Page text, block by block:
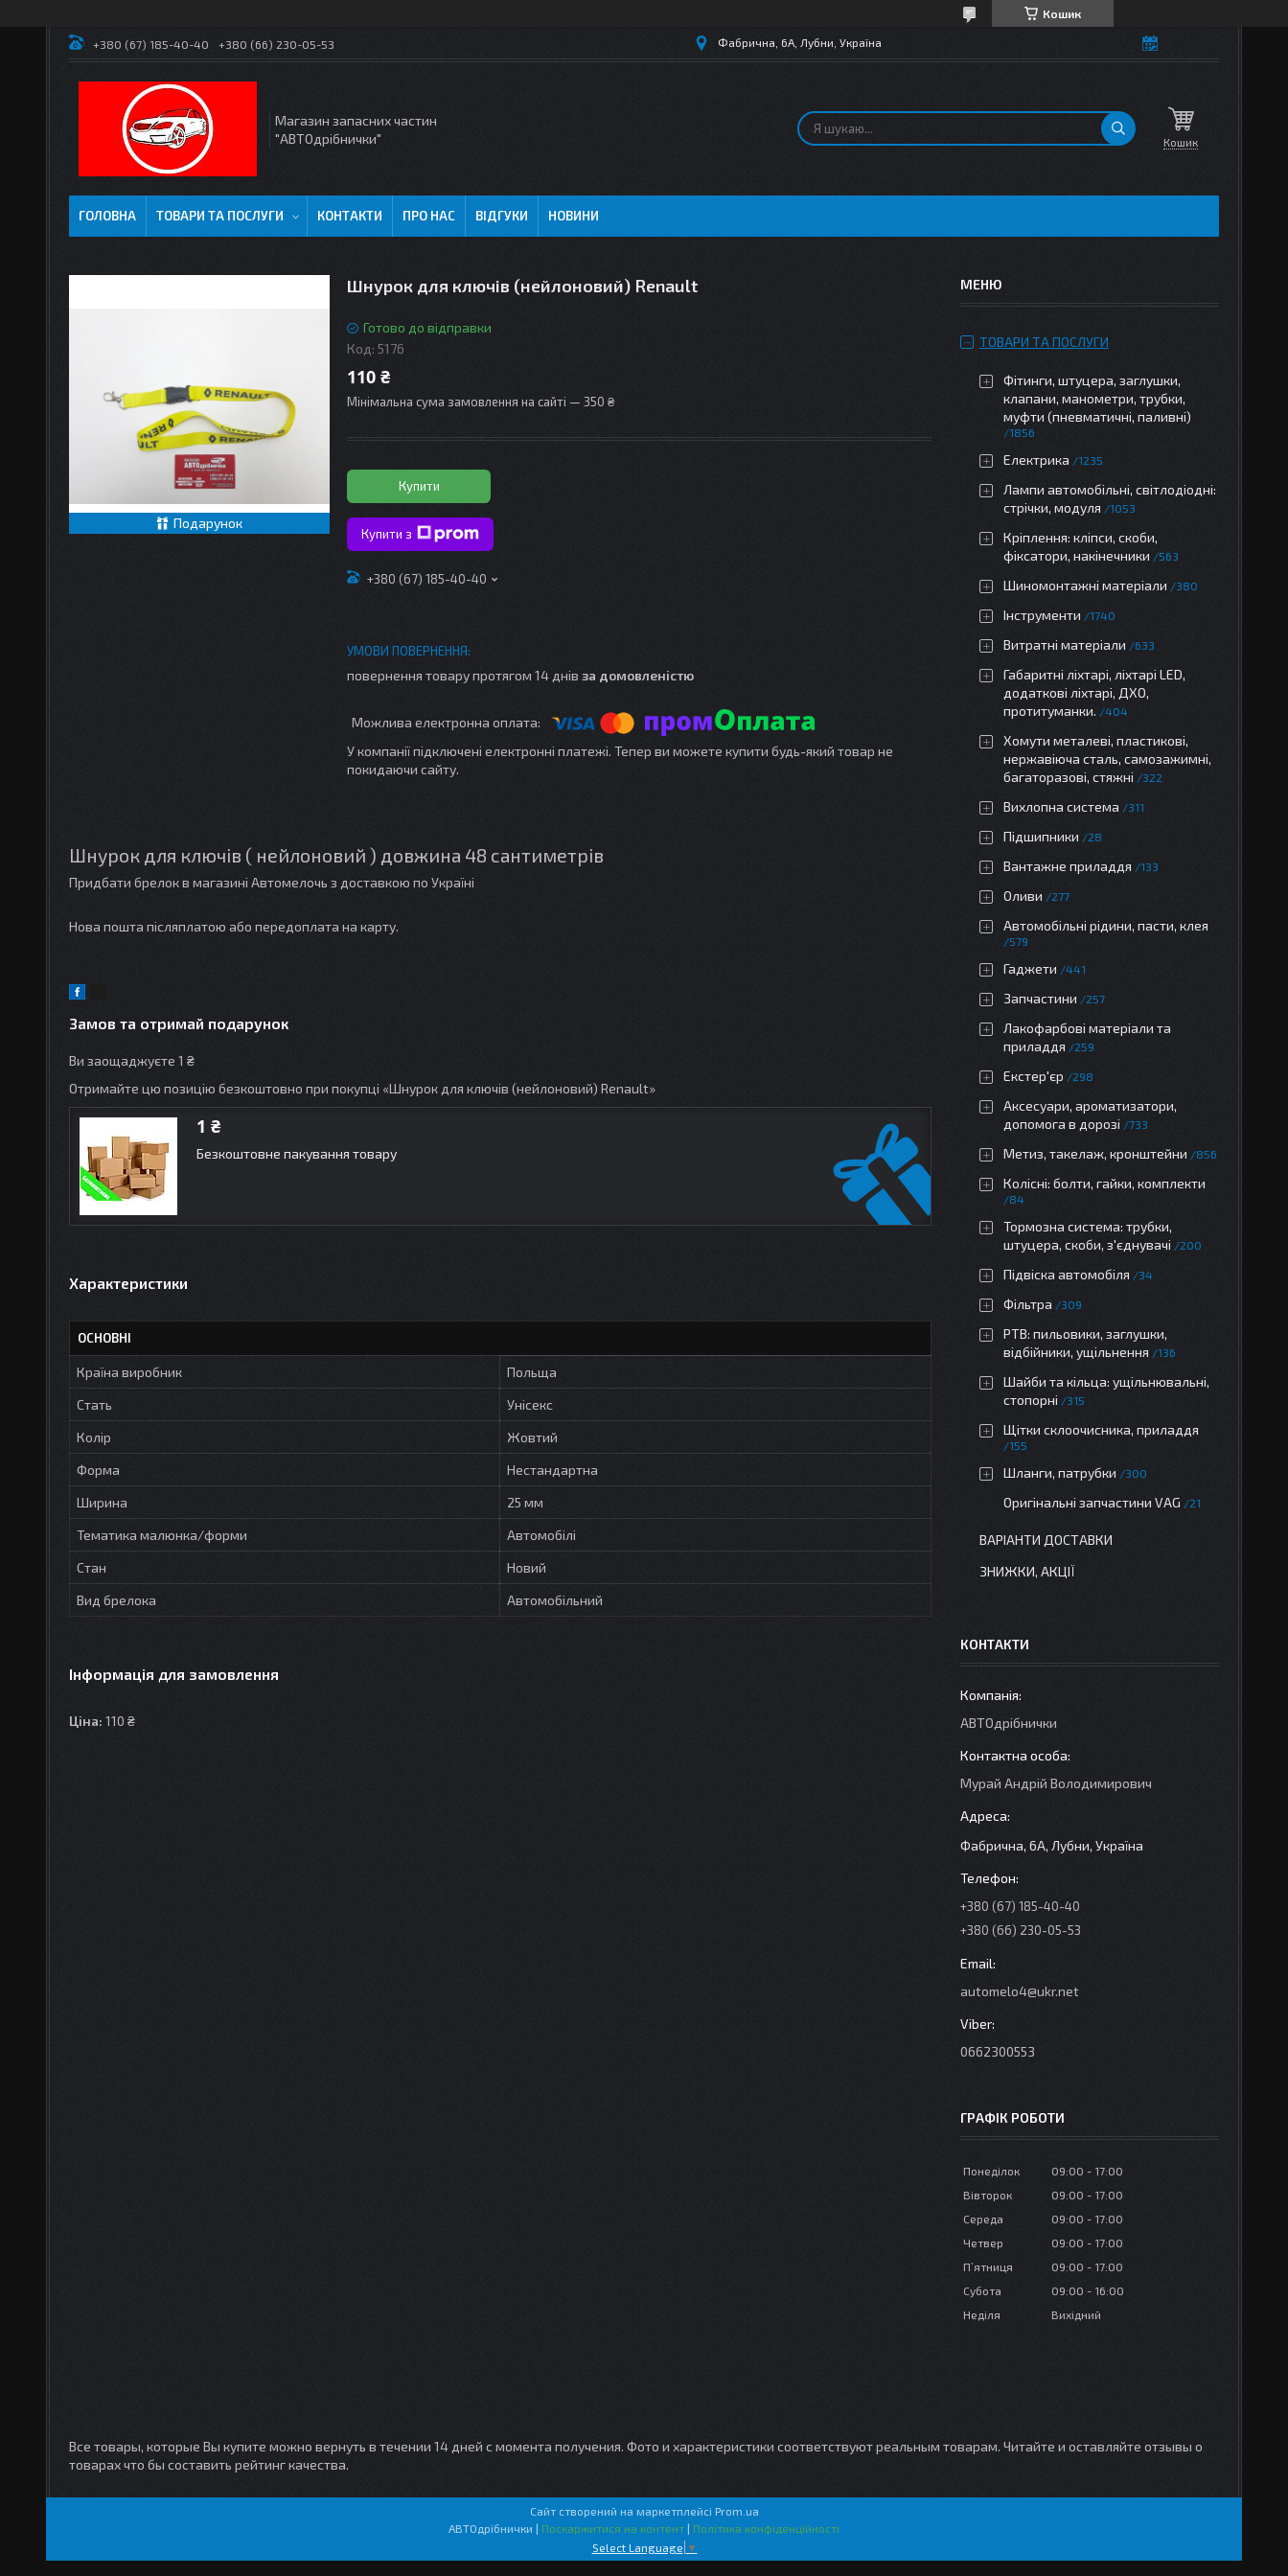
Кошик
+380 (67) 185-40-40 +380 (66) 230-05-53 Фабрична, 6А, Лубни, Україна
Магазин запасних частин
"АВТОдрібнички"
Кошик
ГОЛОВНА ТОВАРИ ТА ПОСЛУГИ КОНТАКТИ ПРО НАС ВІДГУКИ НОВИНИ
Подарунок
Шнурок для ключів (нейлоновий) Renault
Готово до відправки
Код: 5176
110 ₴
Мінімальна сума замовлення на сайті — 350 ₴
Купити
Купити з
+380 (67) 185-40-40
повернення товару протягом 14 днів за домовленістю
У компанії підключені електронні платежі. Тепер ви можете купити будь-який товар не
покидаючи сайту.
Шнурок для ключів ( нейлоновий ) довжина 48 сантиметрів
Придбати брелок в магазині Автомелочь з доставкою по Україні
Нова пошта післяплатою або передоплата на карту.
Замов та отримай подарунок
Ви заощаджуєте 1 ₴
Отримайте цю позицію безкоштовно при покупці «Шнурок для ключів (нейлоновий) Renault»
1 ₴
Безкоштовне пакування товару
Характеристики
ОСНОВНІ
Країна виробник
Польща
Стать
Унісекс
Колір
Жовтий
Форма
Нестандартна
Ширина
25 мм
Тематика малюнка/форми
Автомобілі
Стан
Новий
Вид брелока
Автомобільний
Інформація для замовлення
Ціна: 110 ₴
ТОВАРИ ТА ПОСЛУГИ
Фітинги, штуцера, заглушки,
клапани, манометри, трубки,
муфти (пневматичні, паливні)
1856
Електрика 1235
Лампи автомобільні, світлодіодні:
стрічки, модуля
1053
Кріплення: кліпси, скоби,
фіксатори, накінечники
563
Шиномонтажні матеріали 380
Інструменти 1740
Витратні матеріали 633
Габаритні ліхтарі, ліхтарі LED,
додаткові ліхтарі, ДХО,
протитуманки.
404
Хомути металеві, пластикові,
нержавіюча сталь, самозажимні,
багаторазові, стяжні
322
Вихлопна система 311
Підшипники 28
Вантажне приладдя 133
Оливи 277
Автомобільні рідини, пасти, клея
579
Гаджети 441
Запчастини 257
Лакофарбові матеріали та
приладдя
259
Екстер'єр 298
Аксесуари, ароматизатори,
допомога в дорозі
733
Метиз, такелаж, кронштейни 856
Колісні: болти, гайки, комплекти
84
Тормозна система: трубки,
штуцера, скоби, з'єднувачі
200
Підвіска автомобіля 34
Фільтра 309
РТВ: пильовики, заглушки,
відбійники, ущільнення
136
Шайби та кільца: ущільнювальні,
стопорні
315
Щітки склоочисника, приладдя
155
Шланги, патрубки 300
Оригінальні запчастини VAG 21
ВАРІАНТИ ДОСТАВКИ
ЗНИЖКИ, АКЦІЇ
КОНТАКТИ
АВТОдрібнички
Мурай Андрій Володимирович
Фабрична, 6А, Лубни, Україна
+380 (67) 185-40-40
+380 (66) 230-05-53
automelo4@ukr.net
0662300553
ГРАФІК РОБОТИ
Понеділок 09:00
17:00
Вівторок
09:00
17:00
Середа
09:00
17:00
Четвер
09:00
17:00
Пʼятниця
09:00
17:00
Субота
09:00
16:00
Неділя
Вихідний
Все товары, которые Вы купите можно вернуть в течении 14 дней с момента получения. Фото и характеристики соответствуют реальным товарам. Читайте и оставляйте отзывы о
товарах что бы составить рейтинг качества.
Сайт створений на маркетплейсі Prom.ua
АВТОдрібнички | Поскаржитися на контент | Політика конфіденційності
Select Language ▼